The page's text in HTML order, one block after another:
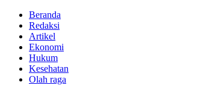
Beranda
Redaksi
Artikel
Ekonomi
Hukum
Kesehatan
Olah raga